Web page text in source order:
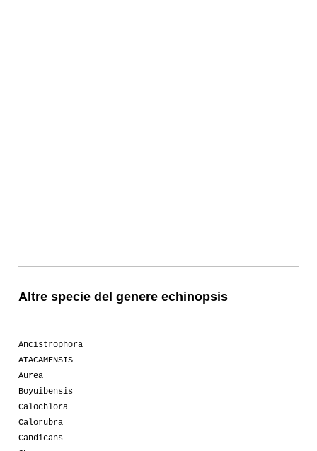
Altre specie del genere echinopsis
Ancistrophora
ATACAMENSIS
Aurea
Boyuibensis
Calochlora
Calorubra
Candicans